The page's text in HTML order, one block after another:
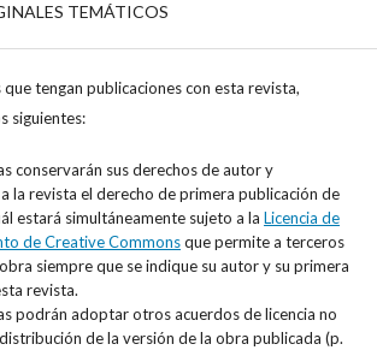
TEMÁTICOS
tengan publicaciones con esta revista,
siguientes:
conservarán sus derechos de autor y
la revista el derecho de primera publicación de
estará simultáneamente sujeto a la Licencia de
de Creative Commonsque permite a terceros
siempre que se indique su autor y su primera
revista.
podrán adoptar otros acuerdos de licencia no
de la versión de la obra publicada (p.